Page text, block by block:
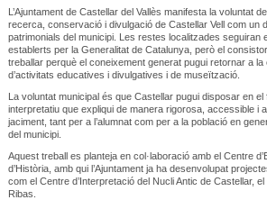
L’Ajuntament de Castellar del Vallès manifesta la voluntat
recerca, conservació i divulgació de Castellar Vell com un
patrimonials del municipi. Les restes localitzades seguiran
establerts per la Generalitat de Catalunya, però el
treballar perquè el coneixement generat pugui retornar a la
d’activitats educatives i divulgatives i de museïtzació.
La voluntat municipal és que Castellar pugui disposar en el
interpretatiu que expliqui de manera rigorosa, accessible i
jaciment, tant per a l’alumnat com per a la població en
del municipi.
Aquest treball es planteja en col·laboració amb el Centre
d’Història, amb qui l’Ajuntament ja ha desenvolupat
com el Centre d’Interpretació del Nucli Antic de Castellar,
Ribas.